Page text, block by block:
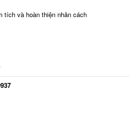
tích và hoàn thiện nhân cách